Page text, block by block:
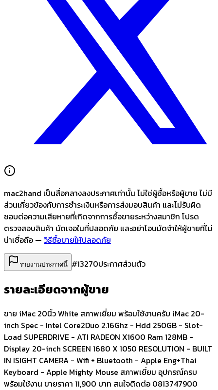
mac2hand เป็นสื่อกลางลงประกาศเท่านั้น ไม่ใช่ผู้ซื้อหรือผู้ขาย ไม่มี
ส่วนเกี่ยวข้องกับการชำระเงินหรือการส่งมอบสินค้า และไม่รับผิด
ชอบต่อความเสียหายที่เกิดจากการซื้อขายระหว่างสมาชิก โปรด
ตรวจสอบสินค้า นัดเจอในที่ปลอดภัย และอย่าโอนมัดจำให้ผู้ขายที่ไม่
น่าเชื่อถือ — วิธีซื้อขายให้ปลอดภัย
รายงานประกาศนี้ #13270ประกาศส่วนตัว
รายละเอียดจากผู้ขาย
ขาย iMac 20นิ้ว White สภาพเยี่ยม พร้อมใช้งานครับ iMac 20-
inch Spec - Intel Core2Duo 2.16Ghz - Hdd 250GB - Slot-
Load SUPERDRIVE - ATI RADEON X1600 Ram 128MB -
Display 20-inch SCREEN 1680 X 1050 RESOLUTION - BUILT
IN ISIGHT CAMERA - Wifi + Bluetooth - Apple Eng+Thai
Keyboard - Apple Mighty Mouse สภาพเยี่ยม อุปกรณ์ครบ
พร้อมใช้งาน ขายราคา 11,900 บาท สนใจติดต่อ 0813747900